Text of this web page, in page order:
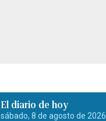
El diario de hoy
sábado, 8 de agosto de 2026